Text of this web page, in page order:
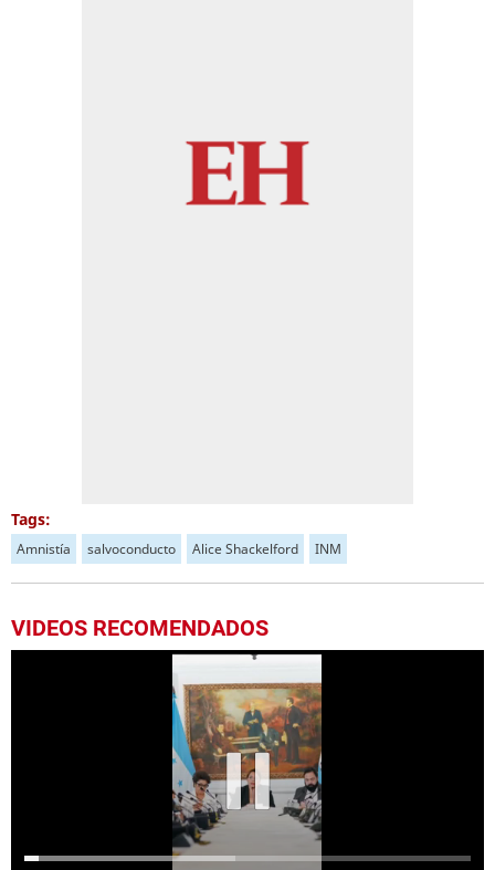
Tags:
Amnistía salvoconducto Alice Shackelford INM
VIDEOS RECOMENDADOS